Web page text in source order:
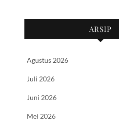
ARSIP
Agustus 2026
Juli 2026
Juni 2026
Mei 2026